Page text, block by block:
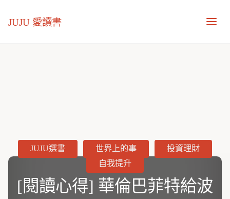
JUJU 愛讀書
[閱讀心得] 華倫巴菲特給波
JUJU選書 世界上的事
投資理財
自我提升